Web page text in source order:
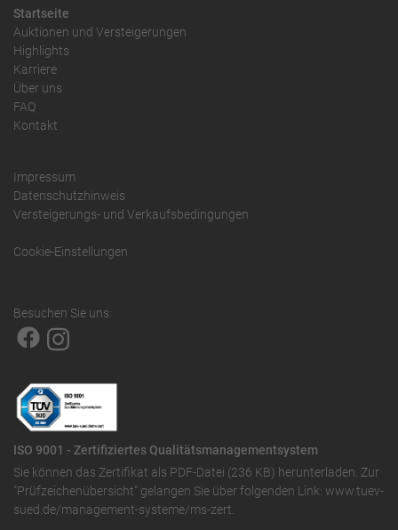
Startseite
Auktionen und Versteigerungen
Highlights
Karriere
Über uns
FAQ
Kontakt
Impressum
Datenschutzhinweis
Versteigerungs- und Verkaufsbedingungen
Cookie-Einstellungen
Besuchen Sie uns:
ISO 9001 - Zertifiziertes Qualitätsmanagementsystem
Sie können das Zertifikat als PDF-Datei (236 KB) herunterladen. Zur
"Prüfzeichenübersicht" gelangen Sie über folgenden Link: www.tuev-
sued.de/management-systeme/ms-zert